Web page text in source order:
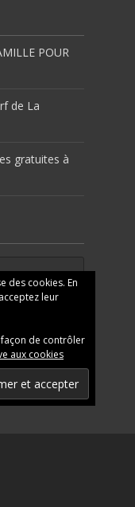
POUR
de La
gratuites à
des cookies. En
leur
de contrôler
aux cookies